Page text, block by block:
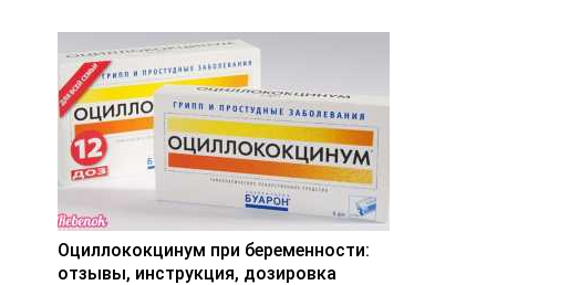
Оциллококцинум при беременности:
отзывы, инструкция, дозировка